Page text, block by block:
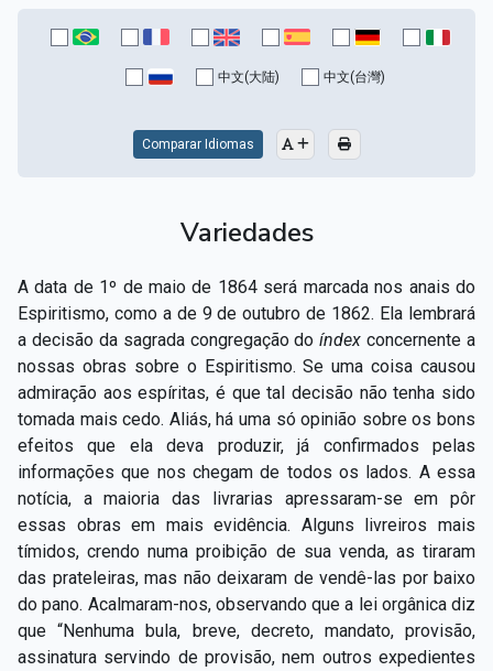
中文(大陆) 中文(台灣)
Comparar Idiomas
Variedades
A data de 1º de maio de 1864 será marcada nos anais do
Espiritismo, como a de 9 de outubro de 1862. Ela lembrará
a decisão da sagrada congregação doíndexconcernente a
nossas obras sobre o Espiritismo. Se uma coisa causou
admiração aos espíritas, é que tal decisão não tenha sido
tomada mais cedo. Aliás, há uma só opinião sobre os bons
efeitos que ela deva produzir, já confirmados pelas
informações que nos chegam de todos os lados. A essa
notícia, a maioria das livrarias apressaram-se em pôr
essas obras em mais evidência. Alguns livreiros mais
tímidos, crendo numa proibição de sua venda, as tiraram
das prateleiras, mas não deixaram de vendê-las por baixo
do pano. Acalmaram-nos, observando que a lei orgânica diz
que “Nenhuma bula, breve, decreto, mandato, provisão,
assinatura servindo de provisão, nem outros expedientes